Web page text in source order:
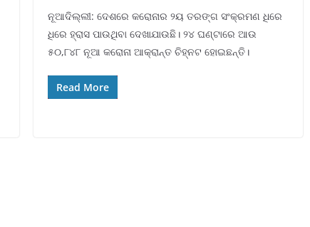
ନୂଆଦିଲ୍ଲୀ: ଦେଶରେ କରୋନାର ୨ୟ ତରଙ୍ଗ ସଂକ୍ରମଣ ଧିରେ
ଧିରେ ହ୍ରାସ ପାଉଥିବା ଦେଖାଯାଉଛି। ୨୪ ଘଣ୍ଟାରେ ଆଉ
୫୦,୮୪୮ ନୂଆ କରୋନା ଆକ୍ରାନ୍ତ ଚିହ୍ନଟ ହୋଇଛନ୍ତି।
Read More